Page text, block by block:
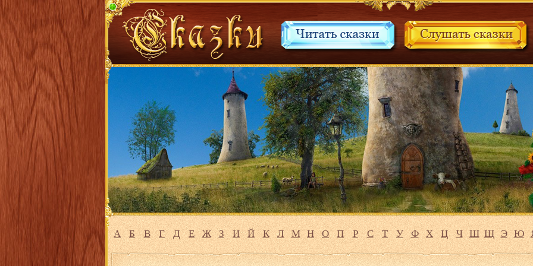
А Б В Г Д Е Ж З И Й К Л М Н О П Р С Т У Ф Х Ц Ч Ш Щ Э Ю